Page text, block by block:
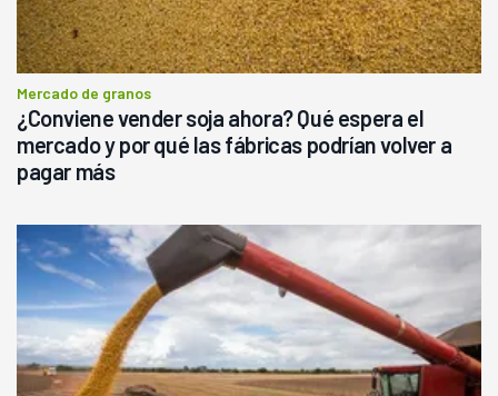
Mercado de granos
¿Conviene vender soja ahora? Qué espera el
mercado y por qué las fábricas podrían volver a
pagar más